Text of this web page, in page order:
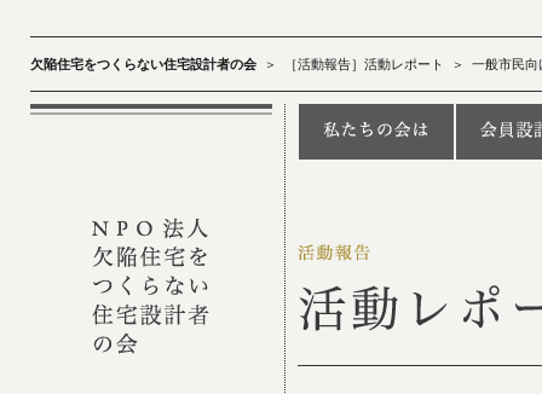
欠陥住宅をつくらない住宅設計者の会 ＞ ［活動報告］活動レポート ＞ 一般市民向